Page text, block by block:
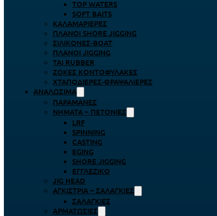
TOP WATERS
SOFT BAITS
ΚΑΛΑΜΑΡΙΈΡΕΣ
ΠΛΆΝΟΙ SHORE JIGGING
ΣΙΛΙΚΌΝΕΣ-BOAT
ΠΛΆΝΟΙ JIGGING
TAI RUBBER
ΖΌΚΕΣ ΚΟΝΤΟΦΎΛΑΚΕΣ
ΧΤΑΠΟΔΙΈΡΕΣ-ΘΡΑΨΑΛΙΈΡΕΣ
ΑΝΑΛΏΣΙΜΑ
ΠΑΡΑΜΆΝΕΣ
ΝΉΜΑΤΑ – ΠΕΤΟΝΙΈΣ
LRF
SPINNING
CASTING
EGING
SHORE JIGGING
ΕΓΓΛΈΖΙΚΟ
JIG HEAD
ΑΓΚΊΣΤΡΙΑ – ΣΑΛΑΓΚΙΈΣ
ΣΑΛΑΓΚΙΈΣ
ΑΡΜΑΤΩΣΙΈΣ